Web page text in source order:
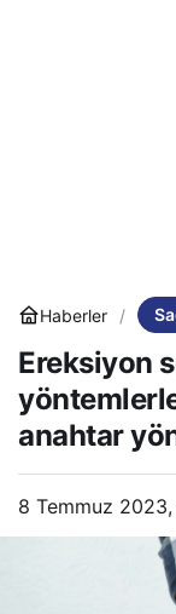
Haberler
Ereksiyon
anahtar
8 Temmuz